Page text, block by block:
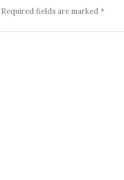
fields are marked *